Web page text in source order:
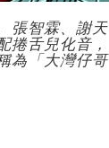
張智霖、謝天
捲舌兒化音，
為「大灣仔哥